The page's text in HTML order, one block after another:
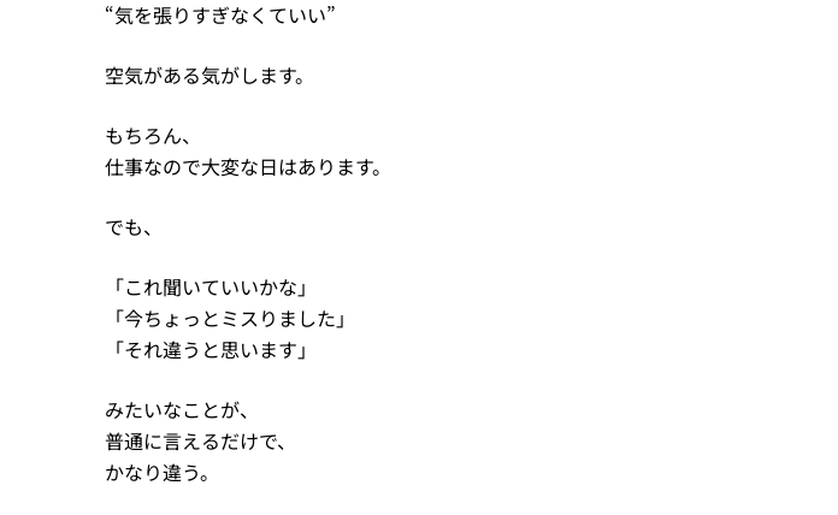
“気を張りすぎなくていい”
空気がある気がします。
もちろん、
仕事なので大変な日はあります。
でも、
「これ聞いていいかな」
「今ちょっとミスりました」
「それ違うと思います」
みたいなことが、
普通に言えるだけで、
かなり違う。